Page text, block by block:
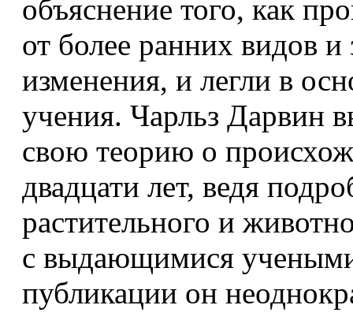
объяснение того, как
от более ранних видов и
изменения, и легли в
учения. Чарльз Дарвин
свою теорию о
двадцати лет, ведя
растительного и
с выдающимися
публикации он